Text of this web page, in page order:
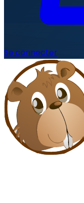
Se connecter